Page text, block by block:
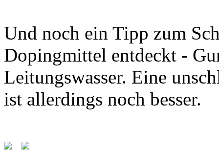
Und noch ein Tipp zum
Dopingmittel entdeckt -
Leitungswasser. Eine
ist allerdings noch besser.